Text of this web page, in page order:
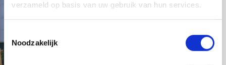
verzameld op basis van uw gebruik van hun services.
o
Noodzakelijk